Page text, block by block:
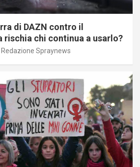
di DAZN contro il
rischia chi continua a usarlo?
Redazione Spraynews